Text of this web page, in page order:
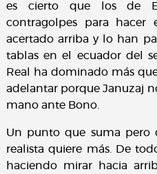
es cierto que los de
contragolpes para
acertado arriba y lo han
tablas en el ecuador del
Real ha dominado más
adelantar porque Januzaj
mano ante Bono.
Un punto que suma pero
realista quiere más. De
haciendo mirar hacia